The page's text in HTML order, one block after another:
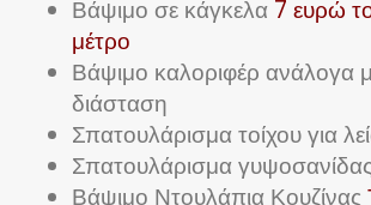
Βάψιμο σε κάγκελα 7 ευρώ
μέτρο
Βάψιμο καλοριφέρ ανάλογα
διάσταση
Σπατουλάρισμα τοίχου για
Σπατουλάρισμα
Βάψιμο Ντουλάπια Κουζίνας